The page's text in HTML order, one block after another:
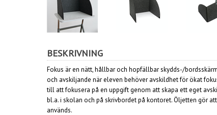
BESKRIVNING
Fokus är en nätt, hållbar och hopfällbar skydds-/
och avskiljande när eleven behöver avskildhet för ökat
till att fokusera på en uppgift genom att skapa ett eget
bl.a. i skolan och på skrivbordet på kontoret. Öljetten gör
används.